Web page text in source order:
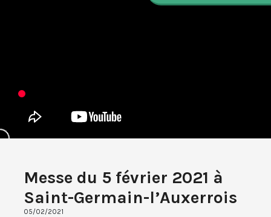
Messe du 5 février 2021 à
Saint-Germain-l’Auxerrois
05/02/2021